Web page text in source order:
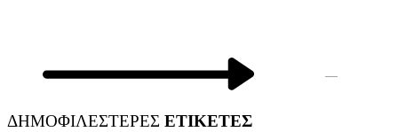
—
ΔΗΜΟΦΙΛΕΣΤΕΡΕΣ ΕΤΙΚΕΤΕΣ